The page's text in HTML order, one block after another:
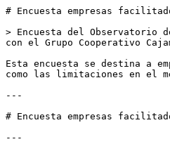
# Encuesta empresas
> Encuesta del Observatorio
con el Grupo Cooperativo
Esta encuesta se destina a
como las limitaciones en el
---
# Encuesta empresas
---